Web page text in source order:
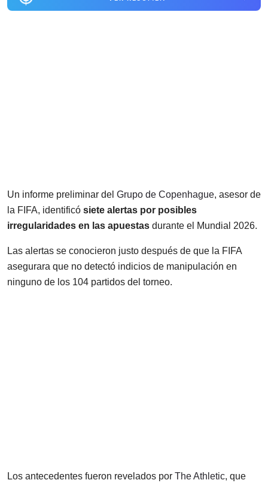
Un informe preliminar del Grupo de Copenhague, asesor de
la FIFA, identificó siete alertas por posibles
irregularidades en las apuestas durante el Mundial 2026.
Las alertas se conocieron justo después de que la FIFA
asegurara que no detectó indicios de manipulación en
ninguno de los 104 partidos del torneo.
Los antecedentes fueron revelados por The Athletic, que